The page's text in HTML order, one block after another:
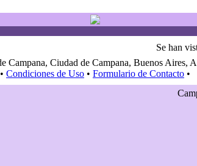
Se han
Campana, Ciudad de Campana, Buenos Aires,
• Condiciones de Uso • Formulario de Contacto •